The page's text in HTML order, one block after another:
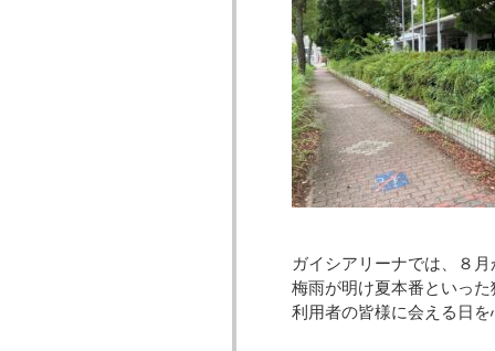
ガイシアリーナでは、８
梅雨が明け夏本番といった
利用者の皆様に会える日を